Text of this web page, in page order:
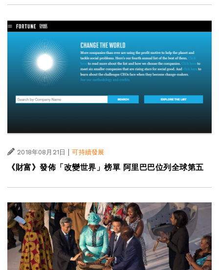
2018年08月21日 | 可持續發展
《財富》發佈「改變世界」榜單 阿里巴巴位列全球第五